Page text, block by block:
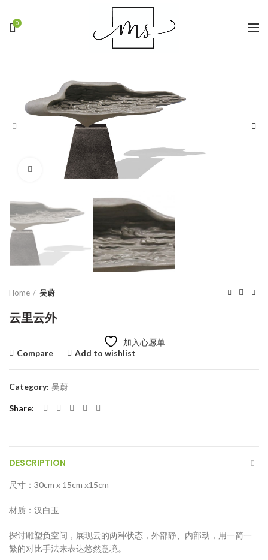
0
Click to enlarge
Home 吴蔚
云里云外
加入心愿单
Compare
Add to wishlist
Category: 吴蔚
Share
DESCRIPTION
尺⼨：30cm x 15cm x15cm
材质：汉白玉
探讨雕塑负空间，展现云的两种状态，外部静、内部动，用一简一
繁的对比手法来表达悠然意境。